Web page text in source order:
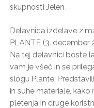
skupnosti Jelen.
Delavnica izdelave
PLANTE (3. december
Na tej delavnici boste
vam je všeč in se
slogu Plante.
in suhe materiale,
pletenja in druge